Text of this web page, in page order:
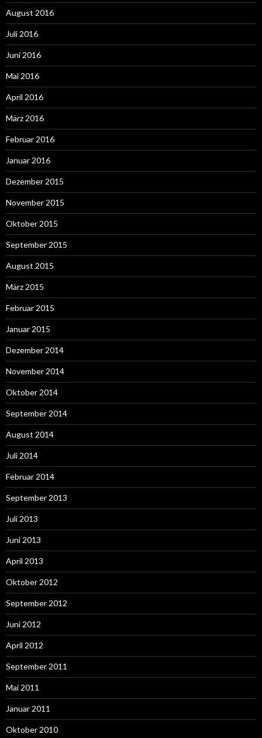
August 2016
Juli 2016
Juni 2016
Mai 2016
April 2016
März 2016
Februar 2016
Januar 2016
Dezember 2015
November 2015
Oktober 2015
September 2015
August 2015
März 2015
Februar 2015
Januar 2015
Dezember 2014
November 2014
Oktober 2014
September 2014
August 2014
Juli 2014
Februar 2014
September 2013
Juli 2013
Juni 2013
April 2013
Oktober 2012
September 2012
Juni 2012
April 2012
September 2011
Mai 2011
Januar 2011
Oktober 2010